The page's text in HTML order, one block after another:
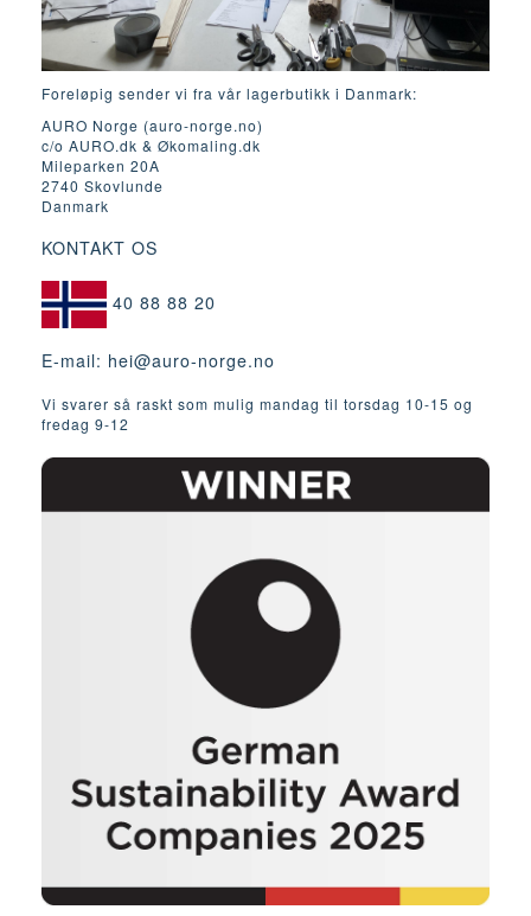
Foreløpig sender vi fra vår lagerbutikk i Danmark:
AURO Norge (auro-norge.no)
c/o AURO.dk & Økomaling.dk
Mileparken 20A
2740 Skovlunde
Danmark
KONTAKT OS
40 88 88 20
E-mail: hei@auro-norge.no
Vi svarer så raskt som mulig mandag til torsdag 10-15 og
fredag ​​9-12